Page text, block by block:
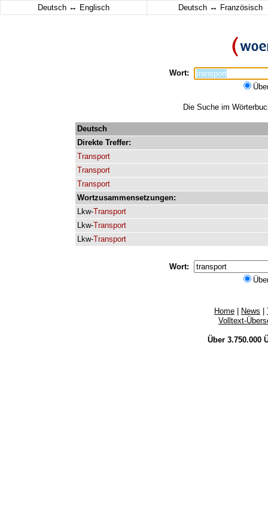
Deutsch ↔ Englisch Deutsch ↔ Französisch
Wort:
Die Suche im
Deutsch
Direkte Treffer:
Transport
Transport
Transport
Wortzusammensetzungen:
Lkw-Transport
Lkw-Transport
Lkw-Transport
Wort:
Home News
Volltext-
Über 3.750.000